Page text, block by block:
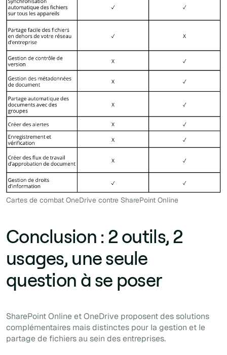
Cartes de combat OneDrive contre SharePoint Online
Conclusion : 2 outils, 2
usages, une seule
question à se poser
SharePoint Online et OneDrive proposent des solutions
complémentaires mais distinctes pour la gestion et le
partage de fichiers au sein des entreprises.